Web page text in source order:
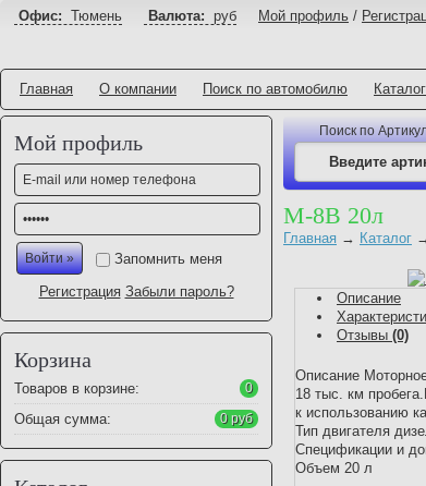
Офис: Тюмень Валюта: руб Мой профиль /
Главная О компании Поиск по автомобилю
Мой профиль
Запомнить меня
Регистрация Забыли пароль?
Корзина
Товаров в корзине: 0
Общая сумма: 0 руб
Поиск по
М-8В 20л
Главная → Каталог
Описание
Отзывы (0)
Описание
18 тыс. км
к использованию
Тип двигателя
Спецификации и
Объем 20 л